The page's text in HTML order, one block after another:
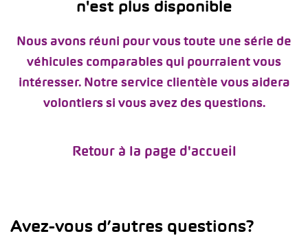
n'est plus disponible
Nous avons réuni pour vous toute une série de
véhicules comparables qui pourraient vous
intéresser. Notre service clientèle vous aidera
volontiers si vous avez des questions.
Retour à la page d'accueil
Avez-vous d’autres questions?